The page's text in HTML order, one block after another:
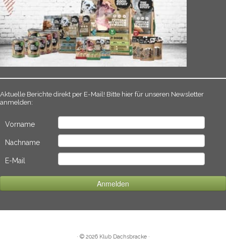
Aktuelle Berichte direkt per E-Mail! Bitte hier für unseren Newsletter
anmelden:
Vorname
Nachname
E-Mail
· © 2026 Klub Dachsbracke·